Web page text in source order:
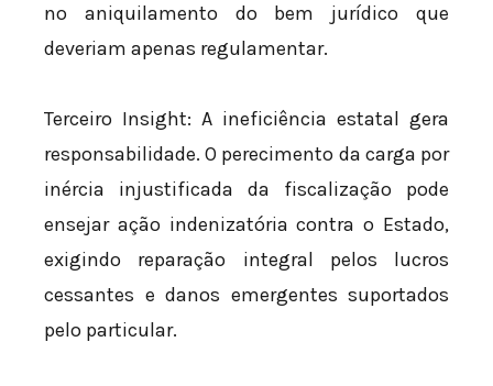
no aniquilamento do bem jurídico que
deveriam apenas regulamentar.
Terceiro Insight: A ineficiência estatal gera
responsabilidade. O perecimento da carga por
inércia injustificada da fiscalização pode
ensejar ação indenizatória contra o Estado,
exigindo reparação integral pelos lucros
cessantes e danos emergentes suportados
pelo particular.